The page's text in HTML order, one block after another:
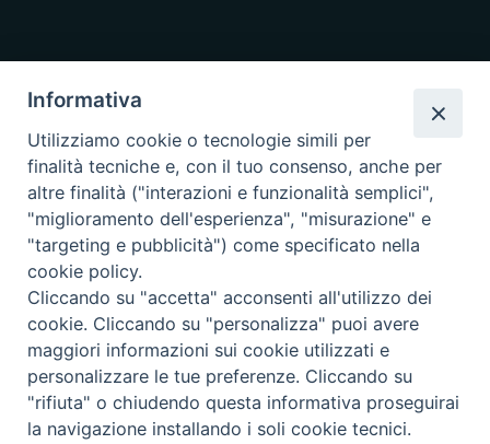
ORARI E GIORNI DI APERTURA
10.00 alle 12.00
UFFICI ECONOMATO E AMMINISTRAZIONE Lunedì e
Mercoledì, dalle 10.00 alle 12.30
UFFICIO BENI CULTURALI Lunedì, Mercoledì,
Venerdì, dalle 10.00 alle 12.30
i nostri social
Informativa
Utilizziamo cookie o tecnologie simili per
finalità tecniche e, con il tuo consenso, anche per
altre finalità ("interazioni e funzionalità semplici",
"miglioramento dell'esperienza", "misurazione" e
"targeting e pubblicità") come specificato nella
cookie policy.
Cliccando su "accetta" acconsenti all'utilizzo dei
cookie. Cliccando su "personalizza" puoi avere
maggiori informazioni sui cookie utilizzati e
personalizzare le tue preferenze. Cliccando su
"rifiuta" o chiudendo questa informativa proseguirai
la navigazione installando i soli cookie tecnici.